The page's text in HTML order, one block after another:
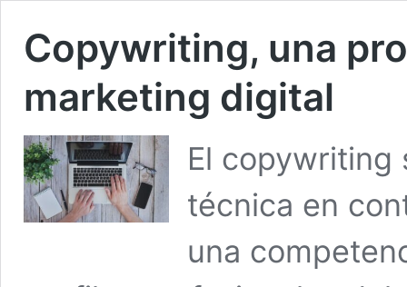
Copywriting, una
marketing digital
El copywriting
técnica en
una